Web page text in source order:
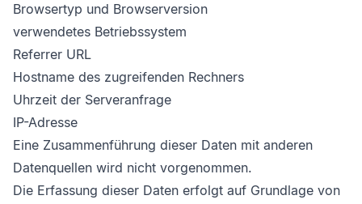
Browsertyp und Browserversion
verwendetes Betriebssystem
Referrer URL
Hostname des zugreifenden Rechners
Uhrzeit der Serveranfrage
IP-Adresse
Eine Zusammenführung dieser Daten mit anderen
Datenquellen wird nicht vorgenommen.
Die Erfassung dieser Daten erfolgt auf Grundlage von